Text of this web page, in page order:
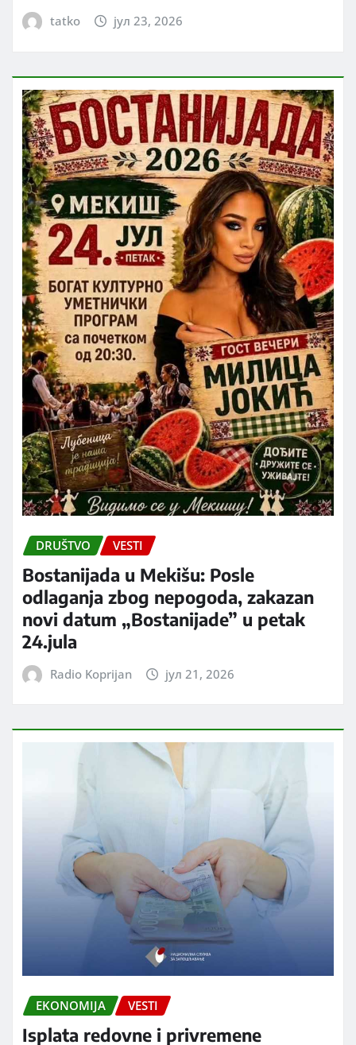
tatko јул 23, 2026
DRUŠTVO VESTI
Bostanijada u Mekišu: Posle
odlaganja zbog nepogoda, zakazan
novi datum „Bostanijade” u petak
24.jula
Radio Koprijan јул 21, 2026
EKONOMIJA VESTI
Isplata redovne i privremene